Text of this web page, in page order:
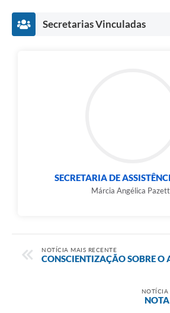
Secretarias Vinculadas
SECRETARIA DE
Márcia Angélica
NOTÍCIA MAIS RECENTE
CONSCIENTIZAÇÃO SOBRE O
NOTÍCIA